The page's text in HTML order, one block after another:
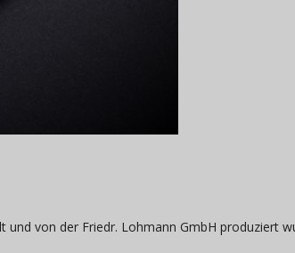
von der Friedr. Lohmann GmbH produziert